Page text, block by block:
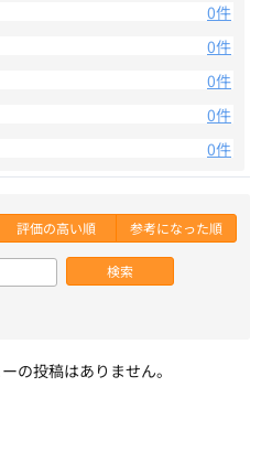
0件
0件
0件
0件
0件
評価の高い順 参考になった順
検索
の投稿はありません。